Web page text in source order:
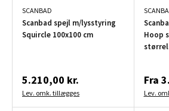
SCANBAD
Scanbad spejl m/lysstyring
Squircle 100x100 cm
5.210,00 kr.
Lev. omk. tillægges
Hoop
Fra
Lev.